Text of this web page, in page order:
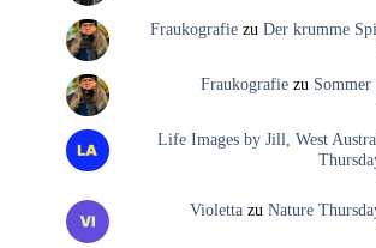
Fraukografiezu Der krumme
Fraukografiezu
Life Images by Jill, West
Violettazu Nature